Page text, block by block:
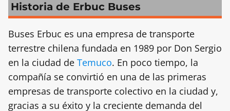
Historia de Erbuc Buses
Buses Erbuc es una empresa de transporte
terrestre chilena fundada en 1989 por Don Sergio
en la ciudad de Temuco. En poco tiempo, la
compañía se convirtió en una de las primeras
empresas de transporte colectivo en la ciudad y,
gracias a su éxito y la creciente demanda del